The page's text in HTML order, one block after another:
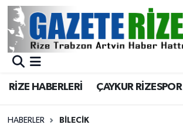
RİZE HABERLERİ ÇAYKUR RİZESPOR
HABERLER BILECIK
BÖLGEMİZ
Asayiş
Merkez Nöbetçi Eczaneler
Merkez Trafik Yoğunluk Haritası